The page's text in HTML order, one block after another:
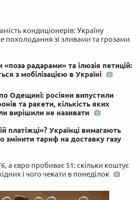
кондиціонерів: Україну
похолодання зі зливами та грозами
«поза радарами» та ілюзія петицій:
з мобілізацією в Україні
Одещині: росіяни випустили
та ракети, кількість яких
вирішили не називати
платіжці»? Українці вимагають
змінити тариф на доставку газу
а євро пробиває 51: скільки коштує
і чого чекати в понеділок